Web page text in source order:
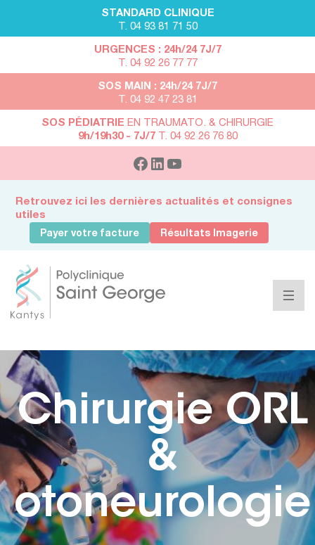
STANDARD CLINIQUE
T. 04 93 81 71 50
URGENCES : 24h/24 7J/7
T. 04 92 26 77 77
SOS MAIN : 24h/24 7J/7
T. 04 92 47 23 81
SOS PÉDIATRIE EN TRAUMATO. & CHIRURGIE
9h/19h30 - 7J/7T. 04 92 26 76 80
Retrouvez ici les dernières actualités et consignes
utiles
Payer votre facture Résultats Imagerie
Chirurgie ORL
&
otoneurologie